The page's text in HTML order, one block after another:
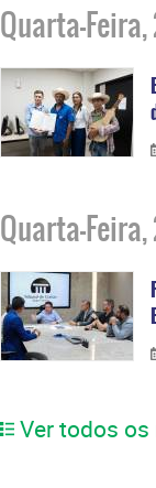
Quarta-
Quarta-
Ver todos